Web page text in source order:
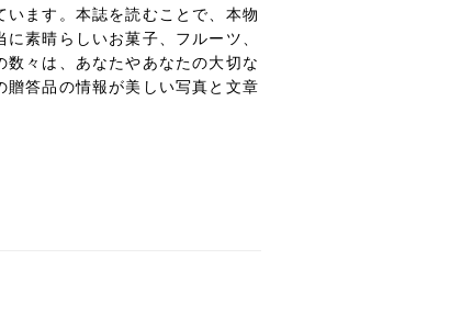
ます。本誌を読むことで、本物
素晴らしいお菓子、フルーツ、
々は、あなたやあなたの大切な
答品の情報が美しい写真と文章